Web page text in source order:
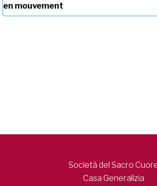
en mouvement
Società del Sacro
Casa Generalizia